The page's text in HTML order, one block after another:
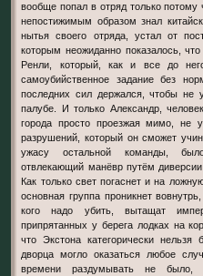
вообще попал в отряд только потому
непостижимым образом знал
нытья своего отряда, устал от
которым неожиданно показалось,
Ренли, который, как и все до
самоубийственное задание без
последних сил держался, чтобы не
палубе. И только Александр,
города просто проезжая мимо, не
разрушений, который он сможет
ужасу остальной команды,
отвлекающий манёвр путём
Как только свет погаснет и на
основная группа проникнет
кого надо убить, вытащат
припрятанных у берега лодках на
что Экстона категорически
дворца могло оказаться любое
времени раздумывать не было,